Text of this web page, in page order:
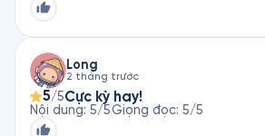
Long
2 tháng trước
5/5Cực kỳ hay!
Nội dung: 5/5Giọng đọc: 5/5